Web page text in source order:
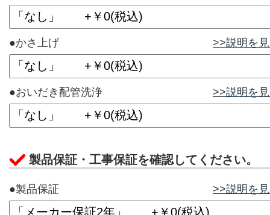
●かさ上げ >>説明を
●おいだき配管洗浄 >>説明を
製品保証・工事保証を確認してください。
●製品保証 >>説明を